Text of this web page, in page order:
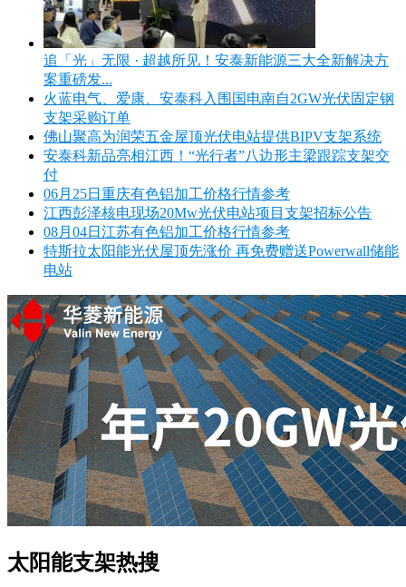
追「光」无限 · 超越所见！安泰新能源三大全新解决方
案重磅发...
火蓝电气、爱康、安泰科入围国电南自2GW光伏固定钢
支架采购订单
佛山聚高为润荣五金屋顶光伏电站提供BIPV支架系统
安泰科新品亮相江西！“光行者”八边形主梁跟踪支架交
付
06月25日重庆有色铝加工价格行情参考
江西彭泽核电现场20Mw光伏电站项目支架招标公告
08月04日江苏有色铝加工价格行情参考
特斯拉太阳能光伏屋顶先涨价 再免费赠送Powerwall储能
电站
太阳能支架热搜